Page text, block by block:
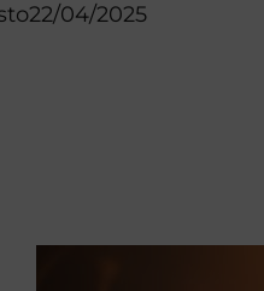
22/04/2025